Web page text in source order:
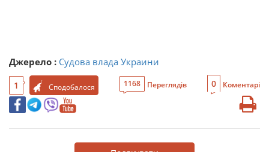
Джерело : Судова влада Украини
1 Сподобалося 1168 Переглядів 0 Коментарі